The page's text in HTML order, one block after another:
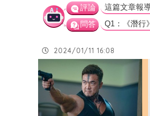
評論
問答
2024/01/11 16:08